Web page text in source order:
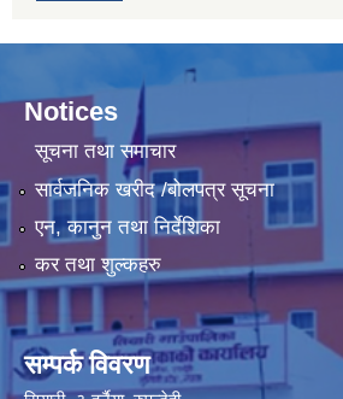
Notices
सूचना तथा समाचार
सार्वजनिक खरीद /बोलपत्र सूचना
एन, कानुन तथा निर्देशिका
कर तथा शुल्कहरु
सम्पर्क विवरण